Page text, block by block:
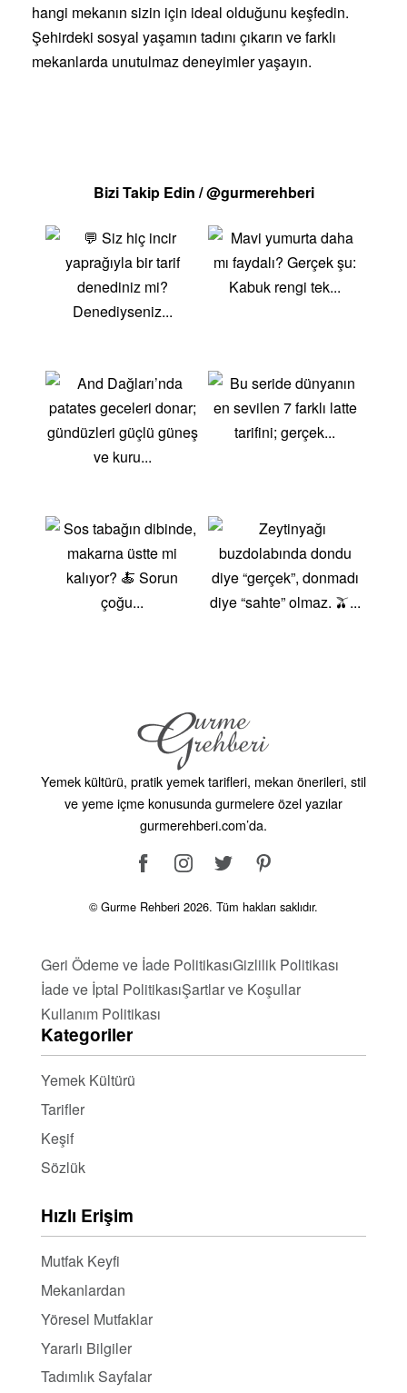
hangi mekanın sizin için ideal olduğunu keşfedin.
Şehirdeki sosyal yaşamın tadını çıkarın ve farklı
mekanlarda unutulmaz deneyimler yaşayın.
Bizi Takip Edin / @gurmerehberi
Yemek kültürü, pratik yemek tarifleri, mekan önerileri, stil
ve yeme içme konusunda gurmelere özel yazılar
gurmerehberi.com’da.
© Gurme Rehberi 2026. Tüm hakları saklıdır.
Geri Ödeme ve İade PolitikasıGizlilik Politikası
İade ve İptal PolitikasıŞartlar ve Koşullar
Kullanım Politikası
Kategoriler
Yemek Kültürü
Tarifler
Keşif
Sözlük
Hızlı Erişim
Mutfak Keyfi
Mekanlardan
Yöresel Mutfaklar
Yararlı Bilgiler
Tadımlık Sayfalar